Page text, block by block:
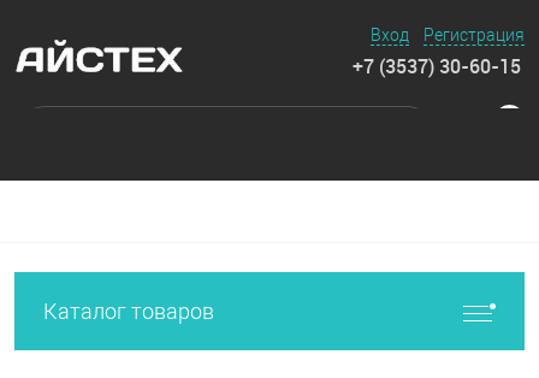
Вход Регистрация
+7 (3537) 30-60-15
Каталог товаров